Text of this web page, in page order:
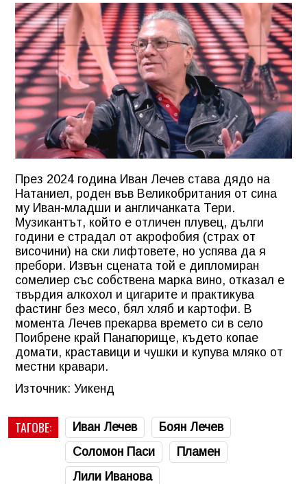
През 2024 година Иван Лечев става дядо на
Натаниел, роден във Великобритания от сина
му Иван-младши и англичанката Тери.
Музикантът, който е отличен плувец, дълги
години е страдал от акрофобия (страх от
височини) на ски лифтовете, но успява да я
пребори. Извън сцената той е дипломиран
сомелиер със собствена марка вино, отказал е
твърдия алкохол и цигарите и практикува
фастинг без месо, бял хляб и картофи. В
момента Лечев прекарва времето си в село
Поибрене край Панагюрище, където копае
домати, краставици и чушки и купува мляко от
местни кравари.
Източник: Уикенд
ТАГОВЕ: Иван Лечев
Боян Лечев
Соломон Паси
Пламен
Лили Иванова